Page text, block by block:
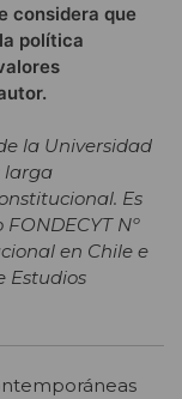
considera que
política
la Universidad
larga
Es
Nº
en Chile e
Estudios